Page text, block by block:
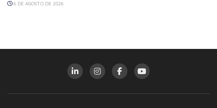
6 DE AGOSTO DE 2026